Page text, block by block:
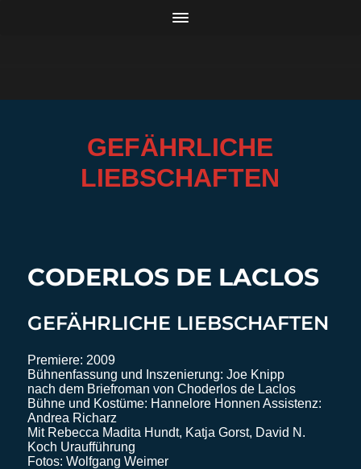
GEFÄHRLICHE
LIEBSCHAFTEN
CODERLOS DE LACLOS
GEFÄHRLICHE LIEBSCHAFTEN
Premiere: 2009
Bühnenfassung und Inszenierung: Joe Knipp
nach dem Briefroman von Choderlos de Laclos
Bühne und Kostüme: Hannelore Honnen Assistenz:
Andrea Richarz
Mit Rebecca Madita Hundt, Katja Gorst, David N.
Koch Uraufführung
Fotos: Wolfgang Weimer